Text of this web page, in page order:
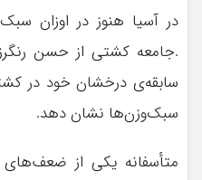
در آسیا هنوز در اوزان
.جامعه کشتی از حسن رنگرز
سابقه‌ی درخشان خود در
سبک‌وزن‌ها نشان دهد.
متأسفانه یکی از